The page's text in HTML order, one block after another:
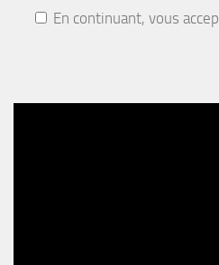
En continuant, vous